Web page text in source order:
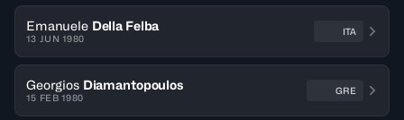
Emanuele Della Felba
13 JUN 1980
ITA
Georgios Diamantopoulos
15 FEB 1980
GRE